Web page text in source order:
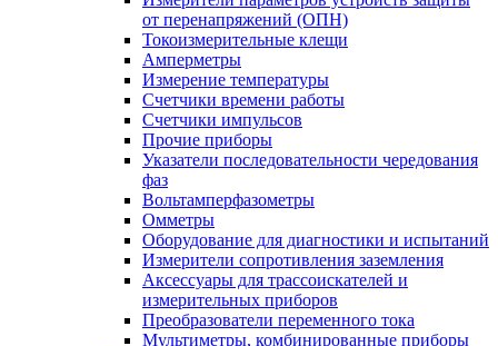
от перенапряжений (ОПН)
Токоизмерительные клещи
Амперметры
Измерение температуры
Счетчики времени работы
Счетчики импульсов
Прочие приборы
Указатели последовательности чередования
фаз
Вольтамперфазометры
Омметры
Оборудование для диагностики и испытаний
Измерители сопротивления заземления
Аксессуары для трассоискателей и
измерительных приборов
Преобразователи переменного тока
Мультиметры, комбинированные приборы